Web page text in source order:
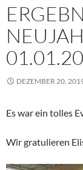
DEZEMBER 20,
Es war ein tolles
Wir gratulieren